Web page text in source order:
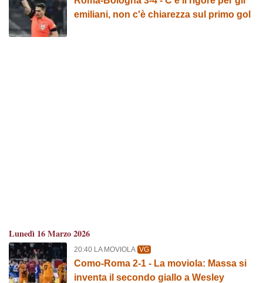
emiliani, non c'è chiarezza sul primo gol
Lunedì 16 Marzo 2026
20:40 LA MOVIOLA VG
Como-Roma 2-1 - La moviola: Massa si
inventa il secondo giallo a Wesley